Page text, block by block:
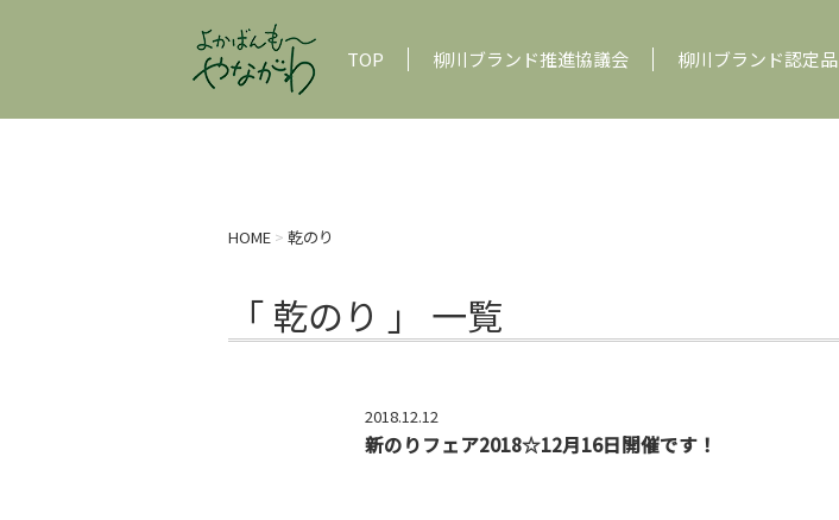
TOP 柳川ブランド推進協議会 柳川ブランド認定品
HOME > 乾のり
「 乾のり 」 一覧
2018.12.12
新のりフェア2018☆12月16日開催です！